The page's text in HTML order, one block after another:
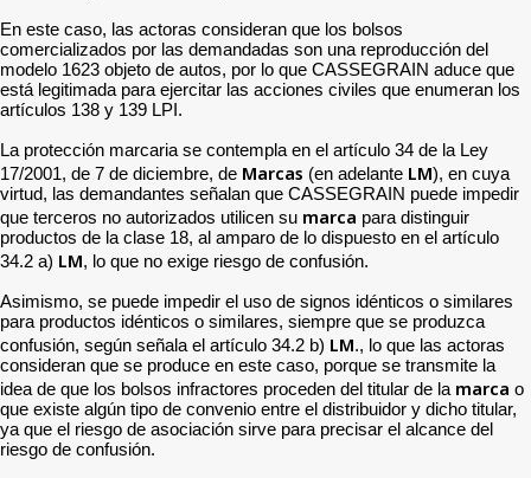
En este caso, las actoras consideran que los bolsos
comercializados por las demandadas son una reproducción del
modelo 1623 objeto de autos, por lo que CASSEGRAIN aduce que
está legitimada para ejercitar las acciones civiles que enumeran los
artículos 138 y 139 LPI.
La protección marcaria se contempla en el artículo 34 de la Ley
17/2001, de 7 de diciembre, de Marcas (en adelante LM), en cuya
virtud, las demandantes señalan que CASSEGRAIN puede impedir
que terceros no autorizados utilicen su marca para distinguir
productos de la clase 18, al amparo de lo dispuesto en el artículo
34.2 a) LM, lo que no exige riesgo de confusión.
Asimismo, se puede impedir el uso de signos idénticos o similares
para productos idénticos o similares, siempre que se produzca
confusión, según señala el artículo 34.2 b) LM., lo que las actoras
consideran que se produce en este caso, porque se transmite la
idea de que los bolsos infractores proceden del titular de la marca o
que existe algún tipo de convenio entre el distribuidor y dicho titular,
ya que el riesgo de asociación sirve para precisar el alcance del
riesgo de confusión.